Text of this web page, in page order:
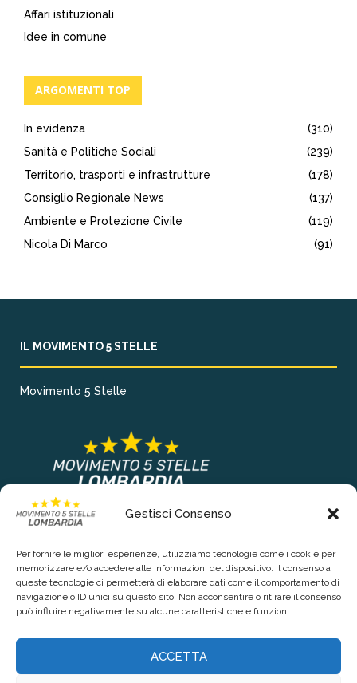
Gestisci Consenso
Per fornire le migliori esperienze, utilizziamo tecnologie come i cookie per
memorizzare e/o accedere alle informazioni del dispositivo. Il consenso a
queste tecnologie ci permetterà di elaborare dati come il comportamento di
navigazione o ID unici su questo sito. Non acconsentire o ritirare il consenso
può influire negativamente su alcune caratteristiche e funzioni.
ACCETTA
Affari istituzionali
Idee in comune
ARGOMENTI TOP
In evidenza
(310)
Sanità e Politiche Sociali
(239)
Territorio, trasporti e infrastrutture
(178)
Consiglio Regionale News
(137)
Ambiente e Protezione Civile
(119)
Nicola Di Marco
(91)
IL MOVIMENTO 5 STELLE
Movimento 5 Stelle
COLLEGAMENTI PRINCIPALI
Chi siamo
Contattaci
Privacy Policy